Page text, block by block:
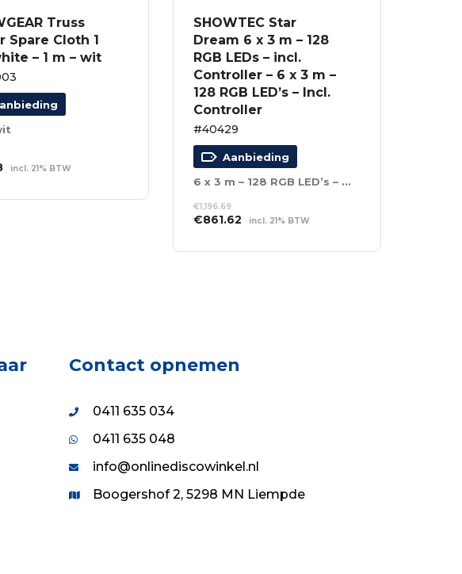
Truss
Spare Cloth 1
– 1 m – wit
Huidige
is:
incl. 21% BTW
SHOWTEC Star
Dream 6 x 3 m – 128
RGB LEDs – incl.
Controller – 6 x 3 m –
128 RGB LED’s – Incl.
Controller
#40429
Aanbieding
6 x 3 m – 128 RGB LED’s – Incl. Controller
€1,196.69
Oorspronkelijke
was:
€861.62 Huidige
is:
incl. 21% BTW
WINKELWAGEN
Contact opnemen
0411 635 034
0411 635 048
info@onlinediscowinkel.nl
Boogershof 2, 5298 MN Liempde